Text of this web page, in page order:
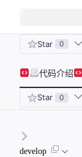
Star 0
代码介绍
Star 0
develop